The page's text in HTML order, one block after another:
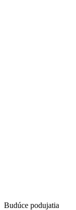
Budúce podujatia